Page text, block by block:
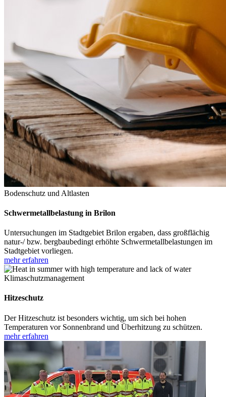
Bodenschutz und Altlasten
Schwermetallbelastung in Brilon
Untersuchungen im Stadtgebiet Brilon ergaben, dass großflächig
natur-/ bzw. bergbaubedingt erhöhte Schwermetallbelastungen im
Stadtgebiet vorliegen.
mehr erfahren
Klimaschutzmanagement
Hitzeschutz
Der Hitzeschutz ist besonders wichtig, um sich bei hohen
Temperaturen vor Sonnenbrand und Überhitzung zu schützen.
mehr erfahren